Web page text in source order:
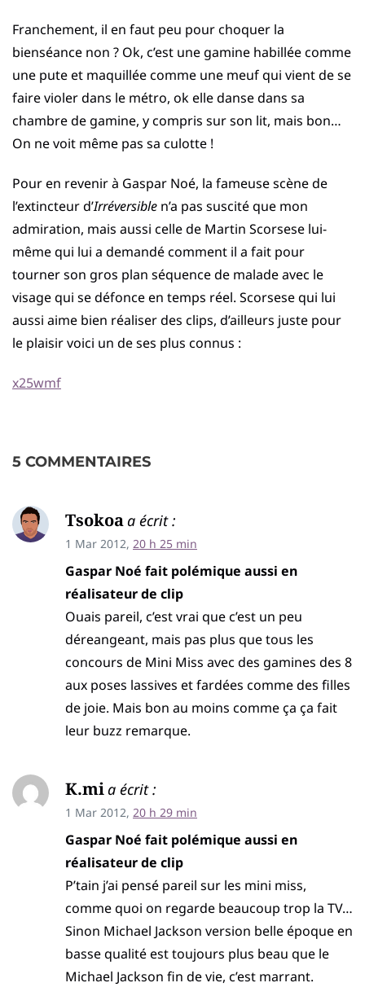
Franchement, il en faut peu pour choquer la
bienséance non ? Ok, c’est une gamine habillée comme
une pute et maquillée comme une meuf qui vient de se
faire violer dans le métro, ok elle danse dans sa
chambre de gamine, y compris sur son lit, mais bon…
On ne voit même pas sa culotte !
Pour en revenir à Gaspar Noé, la fameuse scène de
l’extincteur d’Irréversible n’a pas suscité que mon
admiration, mais aussi celle de Martin Scorsese lui-
même qui lui a demandé comment il a fait pour
tourner son gros plan séquence de malade avec le
visage qui se défonce en temps réel. Scorsese qui lui
aussi aime bien réaliser des clips, d’ailleurs juste pour
le plaisir voici un de ses plus connus :
x25wmf
5 COMMENTAIRES
Tsokoaa écrit :
1 Mar 2012, 20 h 25 min
Gaspar Noé fait polémique aussi en
réalisateur de clip
Ouais pareil, c’est vrai que c’est un peu
déreangeant, mais pas plus que tous les
concours de Mini Miss avec des gamines des 8
aux poses lassives et fardées comme des filles
de joie. Mais bon au moins comme ça ça fait
leur buzz remarque.
K.mia écrit :
1 Mar 2012, 20 h 29 min
Gaspar Noé fait polémique aussi en
réalisateur de clip
P’tain j’ai pensé pareil sur les mini miss,
comme quoi on regarde beaucoup trop la TV…
Sinon Michael Jackson version belle époque en
basse qualité est toujours plus beau que le
Michael Jackson fin de vie, c’est marrant.